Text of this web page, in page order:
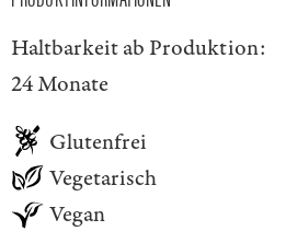
Haltbarkeit ab Produktion:
24 Monate
Glutenfrei
Vegetarisch
Vegan